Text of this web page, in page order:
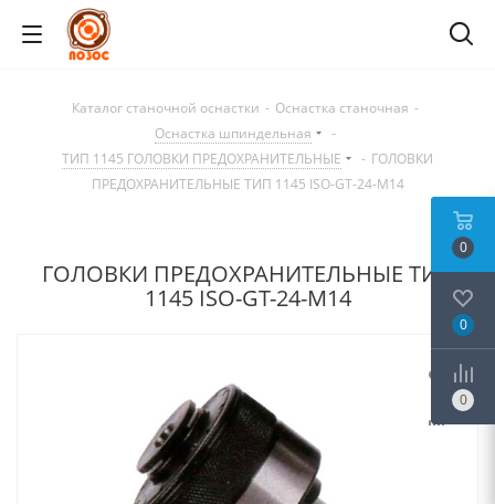
Каталог станочной оснастки - Оснастка станочная -
Оснастка шпиндельная
-
ТИП 1145 ГОЛОВКИ ПРЕДОХРАНИТЕЛЬНЫЕ
- ГОЛОВКИ
ПРЕДОХРАНИТЕЛЬНЫЕ ТИП 1145 ISO-GT-24-M14
ГОЛОВКИ ПРЕДОХРАНИТЕЛЬНЫЕ ТИП
1145 ISO-GT-24-M14
0
0
0